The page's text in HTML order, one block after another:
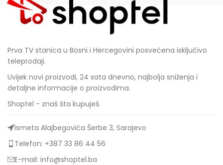
Prva TV stanica u Bosni i Hercegovini posvećena isključivo
teleprodaji.
Uvijek novi proizvodi, 24 sata dnevno, najbolja sniženja i
detaljne informacije o proizvodima.
Shoptel - znaš šta kupuješ.
Ismeta Alajbegovića Šerbe 3, Sarajevo
Telefon: +387 33 86 44 56
E-mail: info@shoptel.ba